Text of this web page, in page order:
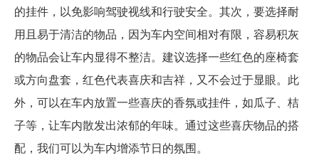
的挂件，以免影响驾驶视线和行驶安全。其次，要选择耐
用且易于清洁的物品，因为车内空间相对有限，容易积灰
的物品会让车内显得不整洁。建议选择一些红色的座椅套
或方向盘套，红色代表喜庆和吉祥，又不会过于显眼。此
外，可以在车内放置一些喜庆的香氛或挂件，如瓜子、桔
子等，让车内散发出浓郁的年味。通过这些喜庆物品的搭
配，我们可以为车内增添节日的氛围。